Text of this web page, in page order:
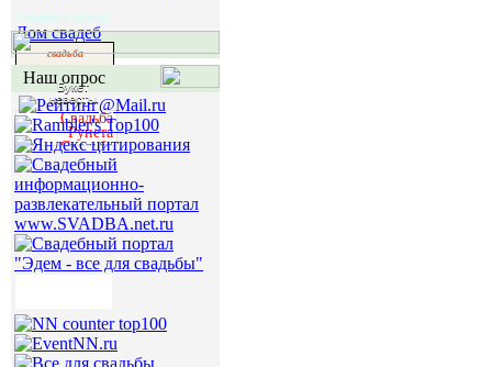
Свадебные салоны
Дом свадеб
свадьба
Букет
невесты
Свадьба
Рунета
Наш опрос